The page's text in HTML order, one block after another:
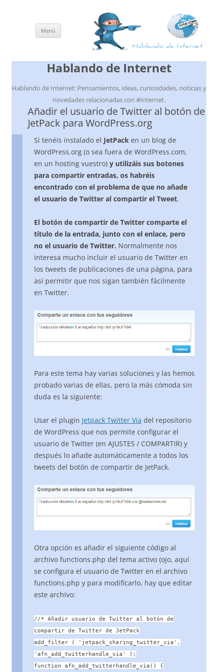
Hablando de Internet
Hablando de Internet: Pensamientos, ideas, curiosidades, noticias y
novedades relacionadas con #Internet.
Menú
Añadir el usuario de Twitter al botón de
JetPack para WordPress.org
Si tenéis instalado el JetPack en un blog de
WordPress.org (o sea fuera de WordPress.com,
en un hosting vuestro) y utilizáis sus botones
para compartir entradas, os habréis
encontrado con el problema de que no añade
el usuario de Twitter al compartir el Tweet.
El botón de compartir de Twitter comparte el
título de la entrada, junto con el enlace, pero
no el usuario de Twitter. Normalmente nos
interesa mucho incluir el usuario de Twitter en
los tweets de publicaciones de una página, para
así permitir que nos sigan también fácilmente
en Twitter.
Para este tema hay varias soluciones y las hemos
probado varias de ellas, pero la más cómoda sin
duda es la siguiente:
Usar el plugin Jetpack Twitter Via del repositorio
de WordPress que nos permite configurar el
usuario de Twitter (en AJUSTES / COMPARTIR) y
después lo añade automáticamente a todos los
tweets del botón de compartir de JetPack.
Otra opción es añadir el siguiente código al
archivo functions.php del tema activo (ojo, aquí
se configura el usuario de Twitter en el archivo
functions.php y para modificarlo, hay que editar
este archivo:
//* Añadir usuario de Twitter al botón de
compartir de Twitter de JetPack
add_filter ( 'jetpack_sharing_twitter_via',
'afn_add_twitterhandle_via' );
function afn_add_twitterhandle_via() {